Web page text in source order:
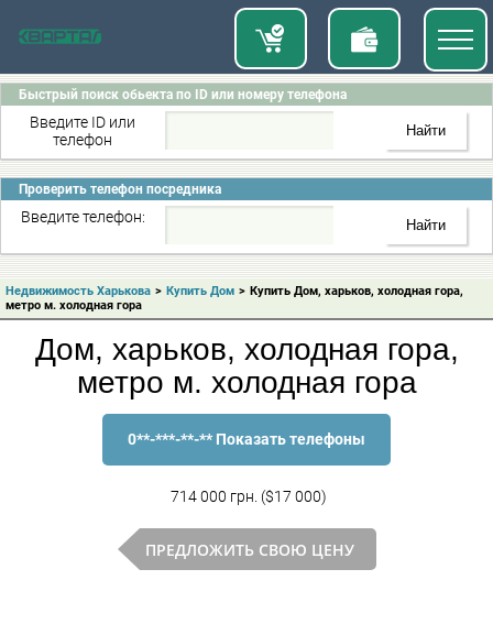
Быстрый поиск обьекта по ID или номеру телефона
Введите ID или
телефон
Проверить телефон посредника
Введите телефон:
Недвижимость Харькова > Купить Дом > Купить Дом, харьков, холодная гора,
метро м. холодная гора
Дом, харьков, холодная гора,
метро м. холодная гора
0**-***-**-** Показать телефоны
714 000 грн. ($17 000)
ПРЕДЛОЖИТЬ СВОЮ ЦЕНУ